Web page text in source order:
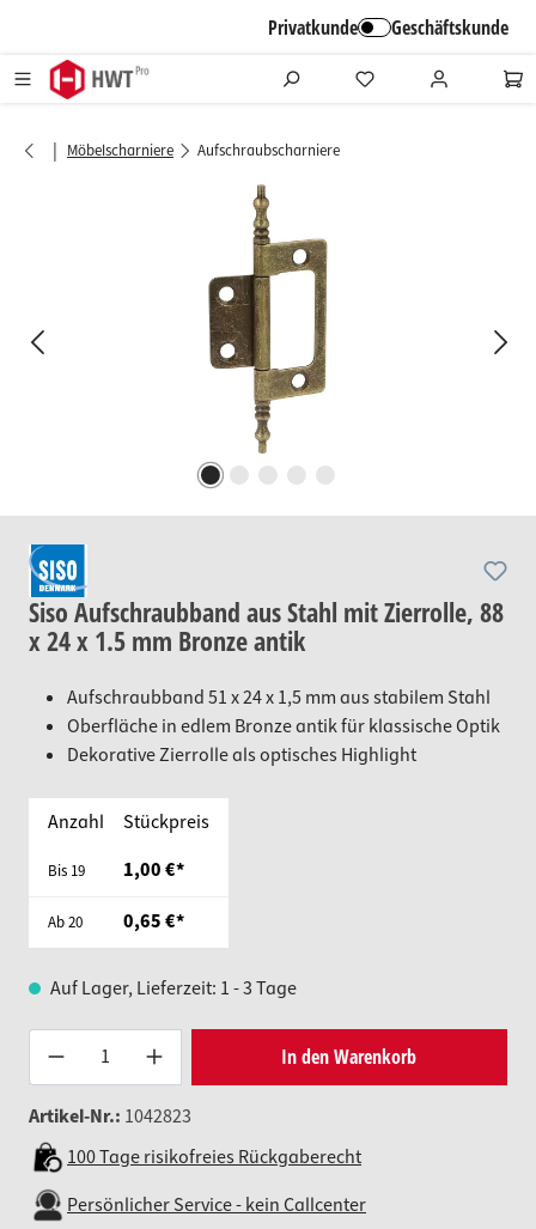
Privatkunde Geschäftskunde
| Möbelscharniere Aufschraubscharniere
Siso Aufschraubband aus Stahl mit Zierrolle, 88
x 24 x 1.5 mm Bronze antik
Aufschraubband 51 x 24 x 1,5 mm aus stabilem Stahl
Oberfläche in edlem Bronze antik für klassische Optik
Dekorative Zierrolle als optisches Highlight
Anzahl Stückpreis
Bis 19 1,00 €*
Ab20 0,65 €*
Auf Lager, Lieferzeit: 1 - 3 Tage
Produkt Anzahl: Gib den
In den Warenkorb
Artikel-Nr.: 1042823
100 Tage risikofreies Rückgaberecht
Persönlicher Service - kein Callcenter